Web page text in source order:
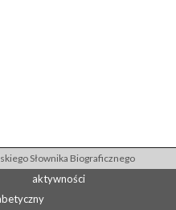
Słownika Biograficznego
aktywności